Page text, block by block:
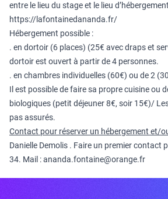
entre le lieu du stage et le lieu
https://lafontainedananda.fr/
Hébergement possible :
. en dortoir (6 places) (25€ avec draps et
dortoir est ouvert à partir de 4 personnes.
. en chambres individuelles (60€) ou de 2
Il est possible de faire sa propre cuisine ou
biologiques (petit déjeuner 8€, soir 15€)/
pas assurés.
Contact pour réserver un hébergement et/
Danielle Demolis . Faire un premier contact
34. Mail : ananda.fontaine@orange.fr